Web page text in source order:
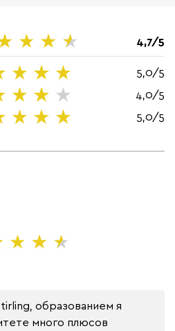
4,7/5
5,0/5
4,0/5
5,0/5
образованием я
много плюсов